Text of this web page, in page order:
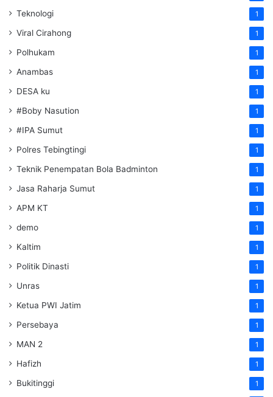
Teknologi 1
Viral Cirahong 1
Polhukam 1
Anambas 1
DESA ku 1
#Boby Nasution 1
#IPA Sumut 1
Polres Tebingtingi 1
Teknik Penempatan Bola Badminton 1
Jasa Raharja Sumut 1
APM KT 1
demo 1
Kaltim 1
Politik Dinasti 1
Unras 1
Ketua PWI Jatim 1
Persebaya 1
MAN 2 1
Hafizh 1
Bukitinggi 1